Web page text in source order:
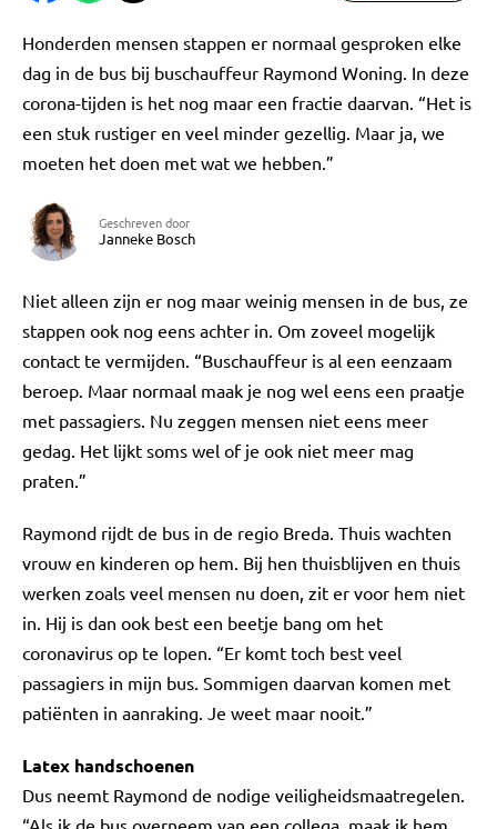
Honderden mensen stappen er normaal gesproken elke
dag in de bus bij buschauffeur Raymond Woning. In deze
corona-tijden is het nog maar een fractie daarvan. “Het is
een stuk rustiger en veel minder gezellig. Maar ja, we
moeten het doen met wat we hebben.”
Geschreven door
Janneke Bosch
Niet alleen zijn er nog maar weinig mensen in de bus, ze
stappen ook nog eens achter in. Om zoveel mogelijk
contact te vermijden. “Buschauffeur is al een eenzaam
beroep. Maar normaal maak je nog wel eens een praatje
met passagiers. Nu zeggen mensen niet eens meer
gedag. Het lijkt soms wel of je ook niet meer mag
praten.”
Raymond rijdt de bus in de regio Breda. Thuis wachten
vrouw en kinderen op hem. Bij hen thuisblijven en thuis
werken zoals veel mensen nu doen, zit er voor hem niet
in. Hij is dan ook best een beetje bang om het
coronavirus op te lopen. “Er komt toch best veel
passagiers in mijn bus. Sommigen daarvan komen met
patiënten in aanraking. Je weet maar nooit.”
Latex handschoenen
Dus neemt Raymond de nodige veiligheidsmaatregelen.
“Als ik de bus overneem van een collega, maak ik hem